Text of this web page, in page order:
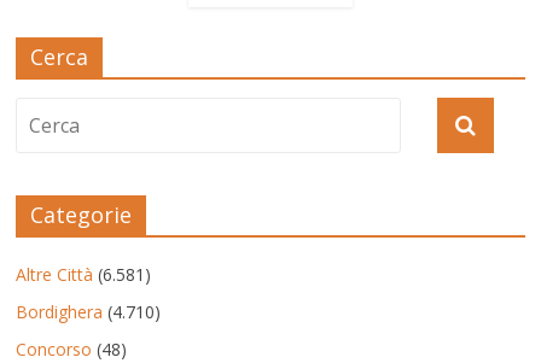
Cerca
Categorie
Altre Città (6.581)
Bordighera (4.710)
Concorso (48)